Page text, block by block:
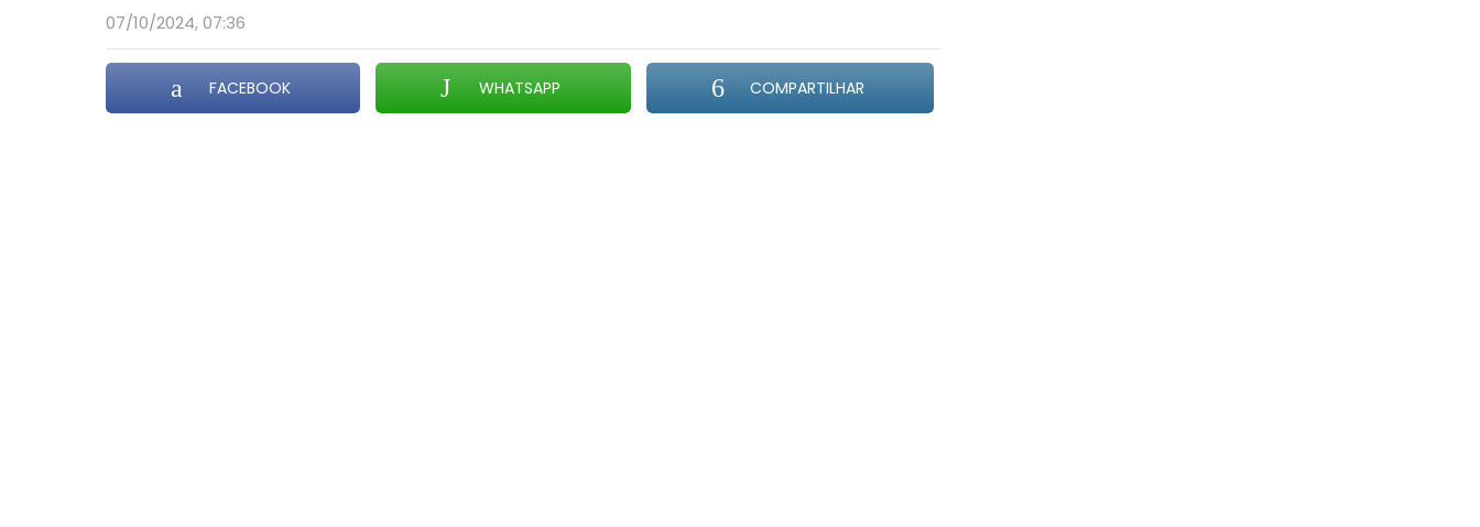
07/10/2024, 07:36
FACEBOOK WHATSAPP COMPARTILHAR